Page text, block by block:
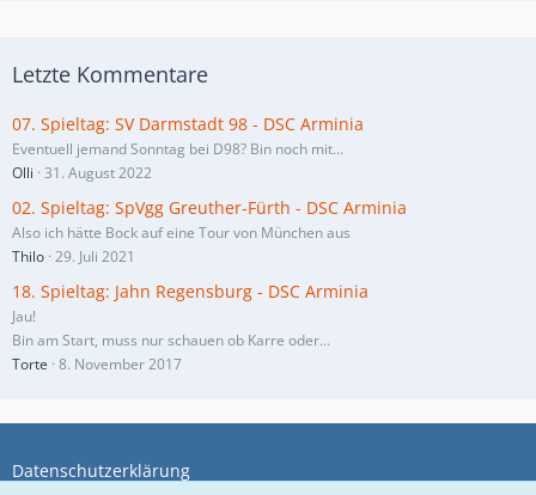
Letzte Kommentare
07. Spieltag: SV Darmstadt 98 - DSC Arminia
Eventuell jemand Sonntag bei D98? Bin noch mit…
Olli 31. August 2022
02. Spieltag: SpVgg Greuther-Fürth - DSC Arminia
Also ich hätte Bock auf eine Tour von München aus
Thilo 29. Juli 2021
18. Spieltag: Jahn Regensburg - DSC Arminia
Jau!
Bin am Start, muss nur schauen ob Karre oder…
Torte 8. November 2017
Datenschutzerklärung